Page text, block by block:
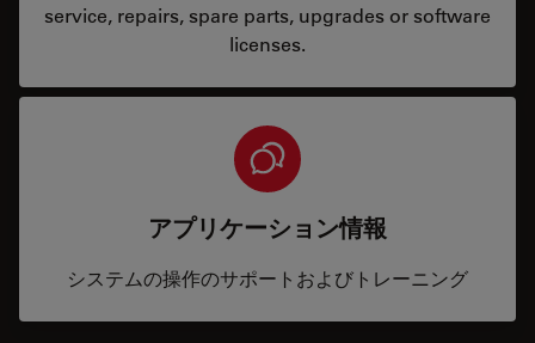
service, repairs, spare parts, upgrades or software
licenses.
アプリケーション情報
システムの操作のサポートおよびトレーニング